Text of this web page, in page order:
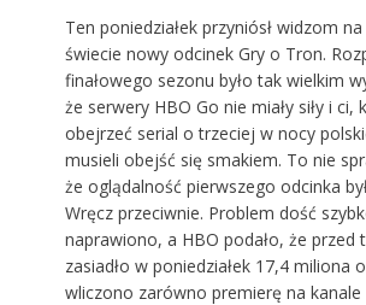
Ten poniedziałek przyniósł widzom na
świecie nowy odcinek Gry o Tron.
finałowego sezonu było tak wielkim
że serwery HBO Go nie miały siłyi ci,
obejrzeć serial o trzeciej w nocy
musieli obejść się smakiem. To nie
że oglądalność pierwszego odcinka
Wręcz przeciwnie. Problem dość
naprawiono, a HBO podało, że przed
zasiadło w poniedziałek 17,4 miliona
wliczono zarówno premierę na kanale